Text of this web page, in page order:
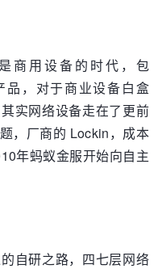
商用设备的时代，包
品，对于商业设备白盒
实网络设备走在了更前
，厂商的 Lockin，成本
年蚂蚁金服开始向自主
自研之路，四七层网络